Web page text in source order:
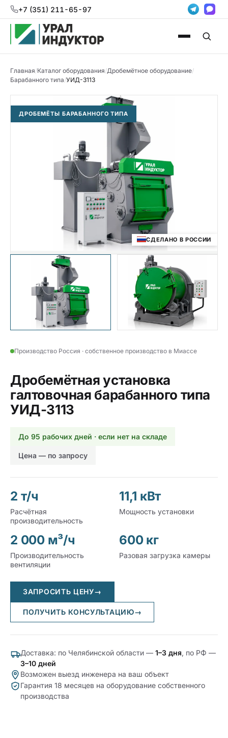
+7 (351) 211-65-97
Главная/Каталог оборудования/Дробемётное оборудование/
Барабанного типа/УИД-3113
ДРОБЕМЁТЫ БАРАБАННОГО ТИПА
СДЕЛАНО В РОССИИ
Производство Россия · собственное производство в Миассе
Дробемётная установка
галтовочная барабанного типа
УИД-3113
До 95 рабочих дней · если нет на складе
Цена — по запросу
2 т/ч
Расчётная
производительность
11,1 кВт
Мощность установки
2 000 м³/ч
Производительность
вентиляции
600 кг
Разовая загрузка камеры
ЗАПРОСИТЬ ЦЕНУ→
ПОЛУЧИТЬ КОНСУЛЬТАЦИЮ→
Доставка: по Челябинской области — 1–3 дня, по РФ —
3–10 дней
Возможен выезд инженера на ваш объект
Гарантия 18 месяцев на оборудование собственного
производства